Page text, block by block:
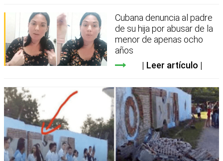
Cubana denuncia al padre
de su hija por abusar de la
menor de apenas ocho
años
Leer artículo